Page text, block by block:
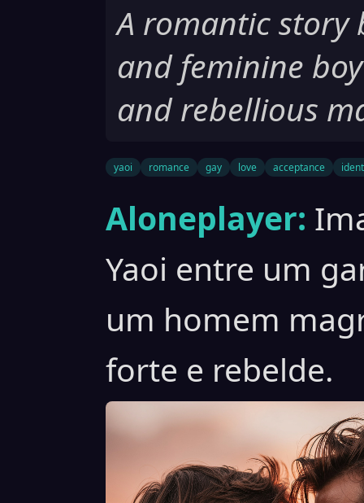
A romantic story
and feminine
and rebellious
yaoi romance gay love acceptance
Aloneplayer:
Yaoi entre um
um homem
forte e rebelde.